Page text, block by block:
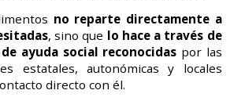
no reparte directamente a
, sino que lo hace a través de
ayuda social reconocidas por las
estatales, autonómicas y locales
directo con él.